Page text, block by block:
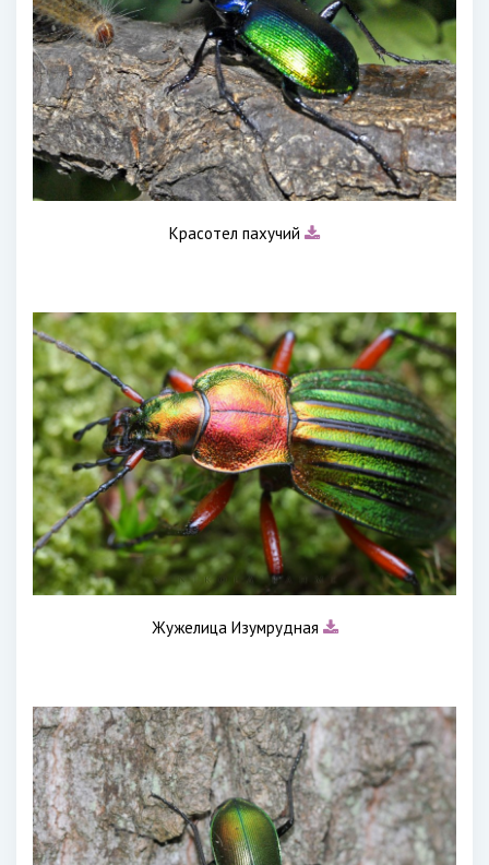
Красотел пахучий
Жужелица Изумрудная